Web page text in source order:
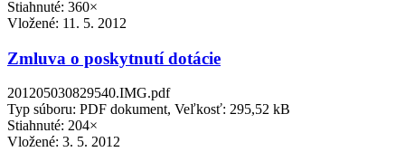
Stiahnuté: 360×
Vložené: 11. 5. 2012
Zmluva o poskytnutí dotácie
201205030829540.IMG.pdf
Typ súboru: PDF dokument, Veľkosť: 295,52 kB
Stiahnuté: 204×
Vložené: 3. 5. 2012